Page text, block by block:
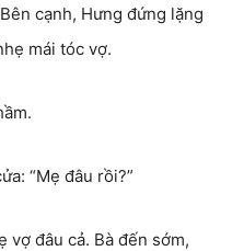
cạnh, Hưng đứng lặng
mái tóc vợ.
“Mẹ đâu rồi?”
vợ đâu cả. Bà đến sớm,